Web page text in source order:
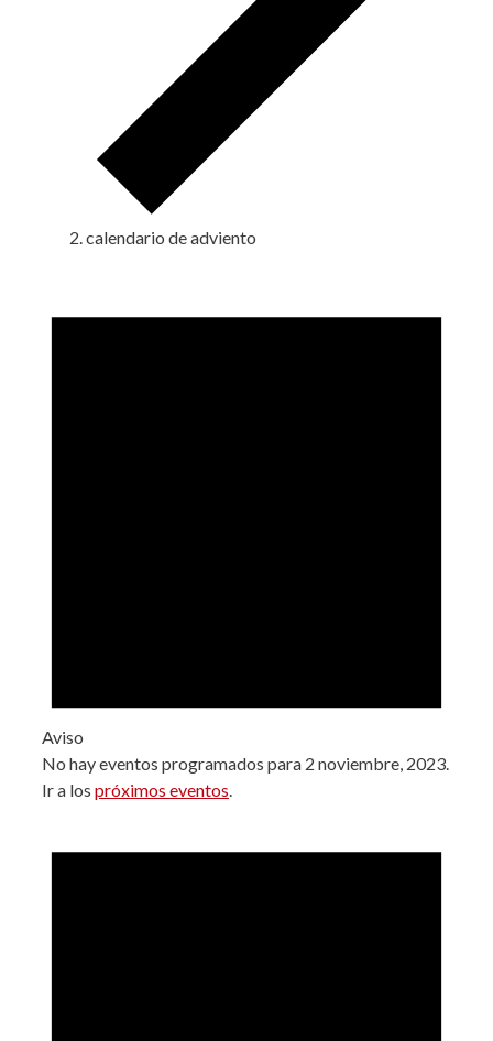
calendario de adviento
en
Aviso
No hay eventos programados para 2 noviembre, 2023.
Ir a los próximos eventos